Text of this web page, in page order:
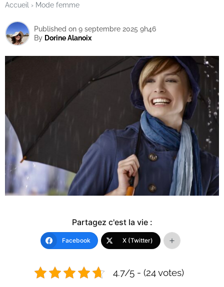
Accueil › Mode femme
By Dorine Alanoix
Published on 9 septembre 2025 9h46
Partagez c'est la vie :
Facebook X (Twitter)
4.7/5 - (24 votes)